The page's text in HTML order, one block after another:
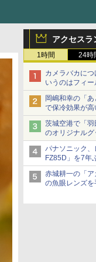
アクセスラ
1時間 24時
カメラバカに
いうのはフィ
岡嶋和幸の「
で保冷効果が
Watch
茨城空港で「
のオリジナル
パナソニック
FZ85D」を7年
赤城耕一の「
の魚眼レンズ